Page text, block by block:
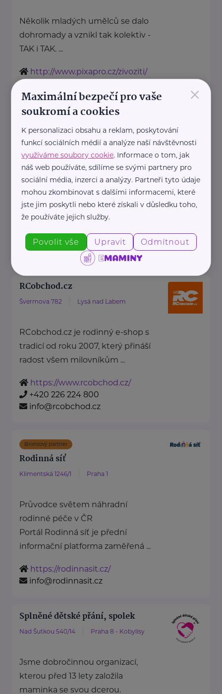
Několik mladých umělců se dalo
dohromady a vznikl tak kolektiv -
TAK i TAK. ...
http://www.pixapro.cz/zivoziti/
kolektivtakitak@gmail.com
NEVA E-commerce s.r.o.
Václaví 24 Rovensko pod Troskami
Karikaturio přináší originální
dárky s osobním přesahem –
karikatury, které vám natiskneme
na plátno, plakát, ...
+420 724 581 999
mail@karikaturio.cz
RCobchod.cz
Švermova 782 Lysá nad Labem
RCobchod.cz je rodinný e-shop s
tradicí od roku 2007, který přináší
radost všem milovníkům ...
https://www.rcobchod.cz/
+420 226 224 800
info@rcobchod.cz
Bronzový partner
Rodinná síť
Klimentská 1246/1 Praha 1
Průvodce světem náhradní
rodinné péče v ČR
Portál Rodinná síť je přední
informační platforma zaměřená ...
https://rodinnasit.cz/
info@rodinnasit.cz
Splněné dětské přání, spolek
Nad Šutkou 540/14 Praha 8 - Kobylisy
Jsme dobročinnou organizací,
kterou před 13 lety založila
maminka se svou dcerou.
×
Maximální bezpečí pro vaše
soukromí a cookies
K personalizaci obsahu a reklam, poskytování
funkcí sociálních médií a analýze naší návštěvnosti
využíváme soubory cookie. Informace o tom, jak
náš web používáte, sdílíme se svými partnery pro
sociální média, inzerci a analýzy. Partneři tyto údaje
mohou zkombinovat s dalšími informacemi, které
jste jim poskytli nebo které získali v důsledku toho,
že používáte jejich služby.
Povolit vše Upravit Odmítnout